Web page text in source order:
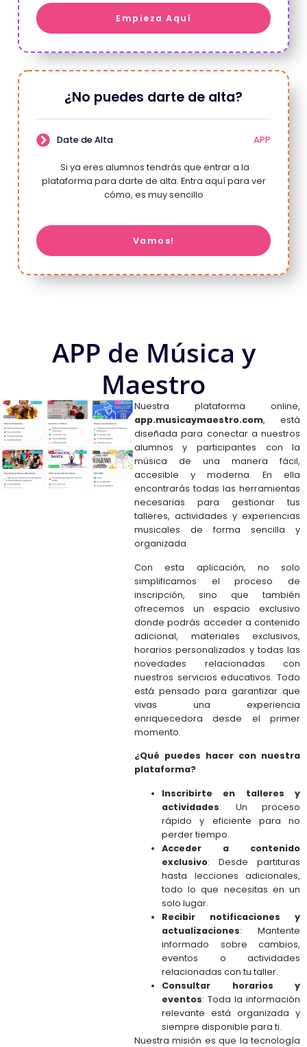
Empieza Aquí
¿No puedes darte de alta?
Date de Alta APP
Si ya eres alumnos tendrás que entrar a la
plataforma para darte de alta. Entra aquí para ver
cómo, es muy sencillo
Vamos!
APP de Música y
Maestro
Nuestra plataforma online,
app.musicaymaestro.com, está
diseñada para conectar a nuestros
alumnos y participantes con la
música de una manera fácil,
accesible y moderna. En ella
encontrarás todas las herramientas
necesarias para gestionar tus
talleres, actividades y experiencias
musicales de forma sencilla y
organizada.
Con esta aplicación, no solo
simplificamos el proceso de
inscripción, sino que también
ofrecemos un espacio exclusivo
donde podrás acceder a contenido
adicional, materiales exclusivos,
horarios personalizados y todas las
novedades relacionadas con
nuestros servicios educativos. Todo
está pensado para garantizar que
vivas una experiencia
enriquecedora desde el primer
momento.
¿Qué puedes hacer con nuestra
plataforma?
Inscribirte en talleres y
actividades: Un proceso
rápido y eficiente para no
perder tiempo.
Acceder a contenido
exclusivo: Desde partituras
hasta lecciones adicionales,
todo lo que necesitas en un
solo lugar.
Recibir notificaciones y
actualizaciones: Mantente
informado sobre cambios,
eventos o actividades
relacionadas con tu taller.
Consultar horarios y
eventos: Toda la información
relevante está organizada y
siempre disponible para ti.
Nuestra misión es que la tecnología